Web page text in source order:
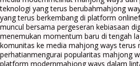
teknologi yang terus berubahmahjong
yang terus berkembang di platform online
muncul bersama pergeseran kebiasaan
menemukan momentum baru di tengah
komunitas ke media mahjong ways terus
perhatianmengurai popularitas mahjong
platform modernmahjong ways dalam